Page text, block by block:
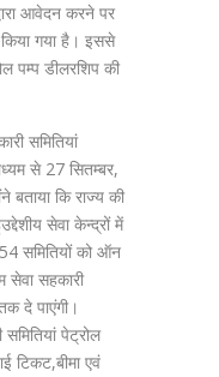
आवेदन करने पर
गया है। इससे
पम्प डीलरशिप की
समितियां
से 27 सितम्बर,
कि राज्य की
सेवा केन्द्रों में
समितियों को ऑन
सेवा सहकारी
दे पाएंगी।
पेट्रोल
टिकट,बीमा एवं